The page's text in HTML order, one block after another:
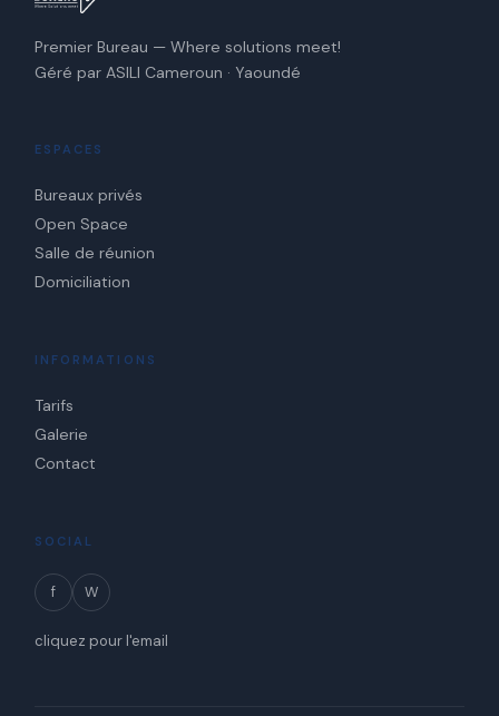
Premier Bureau — Where solutions meet!
Géré par ASILI Cameroun · Yaoundé
ESPACES
Bureaux privés
Open Space
Salle de réunion
Domiciliation
INFORMATIONS
Tarifs
Galerie
Contact
SOCIAL
f W
cliquez pour l'email